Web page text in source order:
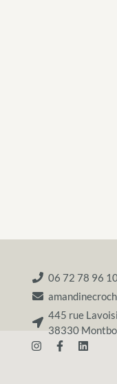
06 72 78 96
445 rue
38330